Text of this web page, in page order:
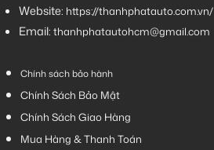
Website: https://thanhphatauto.com.vn/
Email: thanhphatautohcm@gmail.com
Chính sách bảo hành
Chính Sách Bảo Mật
Chính Sách Giao Hàng
Mua Hàng & Thanh Toán